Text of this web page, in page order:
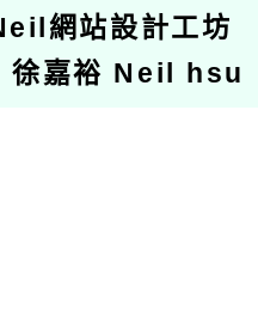
網站設計工坊
徐嘉裕 Neil hsu